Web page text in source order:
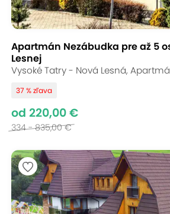
Apartmán Nezábudka pre až 5
Lesnej
Vysoké Tatry - Nová Lesná,
37 % zľava
od 220,00 €
334 - 835,00 €